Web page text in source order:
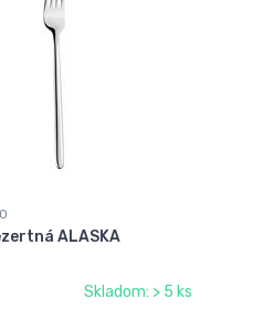
ALASKA
Skladom: > 5 ks